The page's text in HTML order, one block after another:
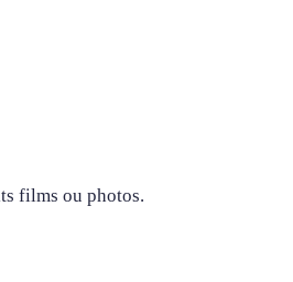
films ou photos.